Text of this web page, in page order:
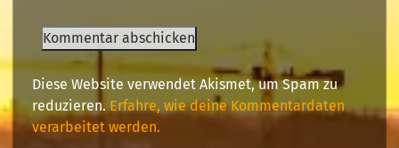
Diese Website verwendet Akismet, um Spam zu
reduzieren.Erfahre, wie deine Kommentardaten
verarbeitet werden.